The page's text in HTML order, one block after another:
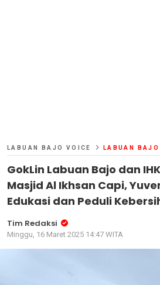
LABUAN BAJO VOICE LABUAN BAJO
GokLin Labuan Bajo dan
Masjid Al Ikhsan Capi,
Edukasi dan Peduli
Tim Redaksi
Minggu, 16 Maret 2025 14:47 WITA